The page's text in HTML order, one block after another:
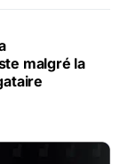
malgré la